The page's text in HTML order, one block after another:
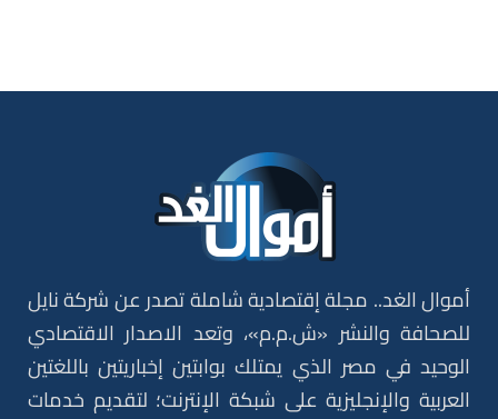
أموال الغد.. مجلة إقتصادية شاملة تصدر عن شركة نايل
للصحافة والنشر «ش.م.م»، وتعد الاصدار الاقتصادي